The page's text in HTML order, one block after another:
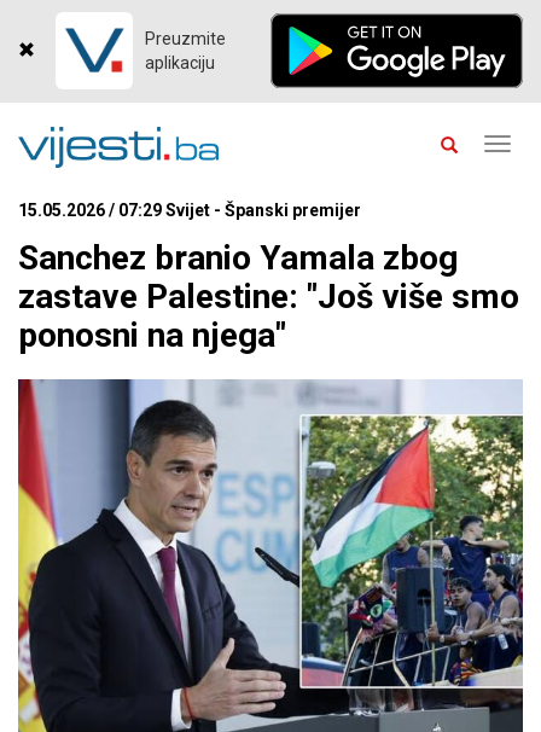
Preuzmite
aplikaciju
15.05.2026 / 07:29 Svijet - Španski premijer
Sanchez branio Yamala zbog
zastave Palestine: "Još više smo
ponosni na njega"